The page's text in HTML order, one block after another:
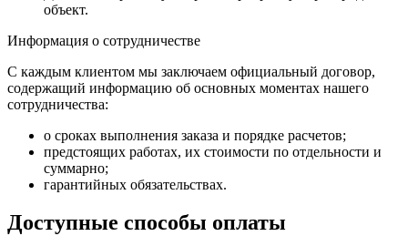
объект.
Информация о сотрудничестве
С каждым клиентом мы заключаем официальный договор,
содержащий информацию об основных моментах нашего
сотрудничества:
о сроках выполнения заказа и порядке расчетов;
предстоящих работах, их стоимости по отдельности и
суммарно;
гарантийных обязательствах.
Доступные способы оплаты